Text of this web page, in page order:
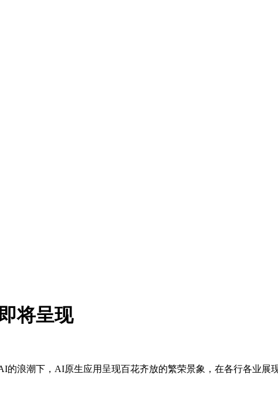
将呈现
浪潮下，AI原生应用呈现百花齐放的繁荣景象，在各行各业展